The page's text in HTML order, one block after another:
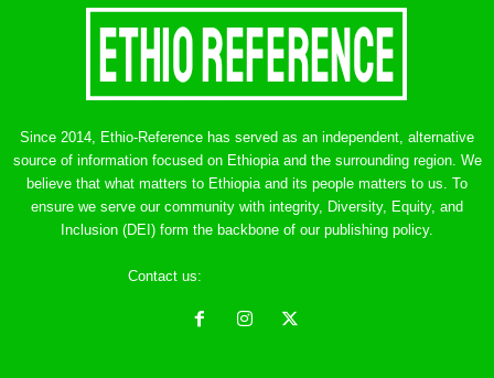
Since 2014, Ethio-Reference has served as an independent, alternative
source of information focused on Ethiopia and the surrounding region. We
believe that what matters to Ethiopia and its people matters to us. To
ensure we serve our community with integrity, Diversity, Equity, and
Inclusion (DEI) form the backbone of our publishing policy.
Contact us: